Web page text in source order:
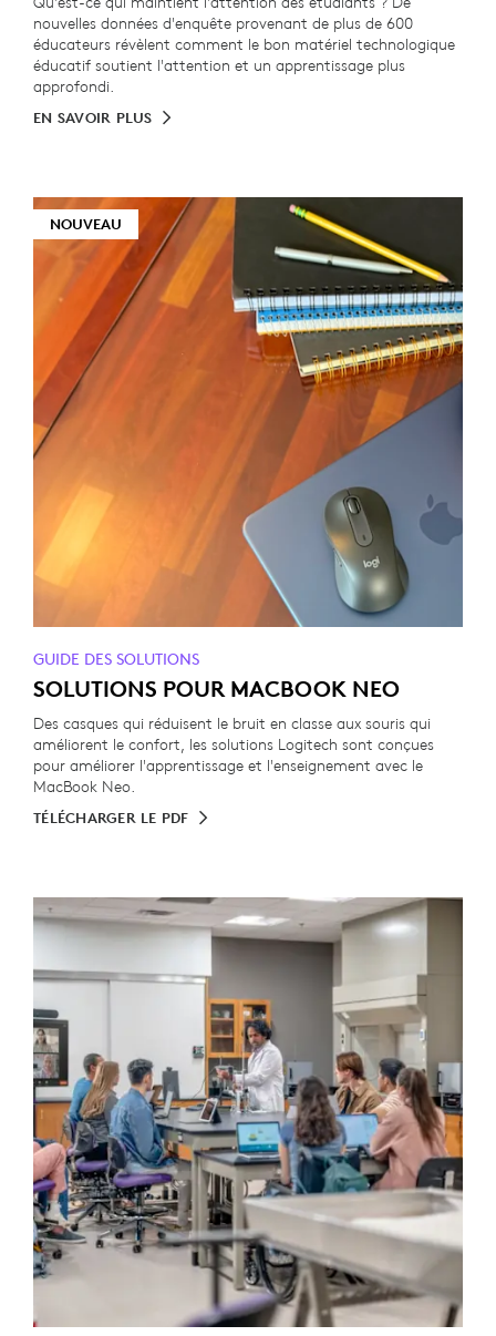
nouvelles données d'enquête provenant de plus de 600
éducateurs révèlent comment le bon matériel technologique
éducatif soutient l'attention et un apprentissage plus
approfondi.
EN SAVOIR PLUS
NOUVEAU
GUIDE DES SOLUTIONS
SOLUTIONS POUR MACBOOK NEO
Des casques qui réduisent le bruit en classe aux souris qui
améliorent le confort, les solutions Logitech sont conçues
pour améliorer l'apprentissage et l'enseignement avec le
MacBook Neo.
TÉLÉCHARGER LE PDF